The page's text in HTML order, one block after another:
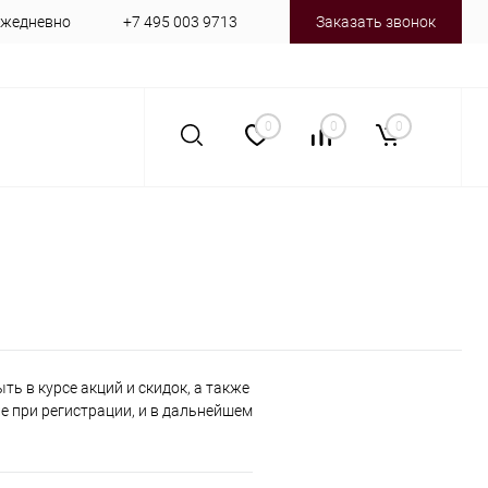
+7 495 003 9713 Заказать звонок
0 0 0
в курсе акций и скидок, а также
при регистрации, и в дальнейшем